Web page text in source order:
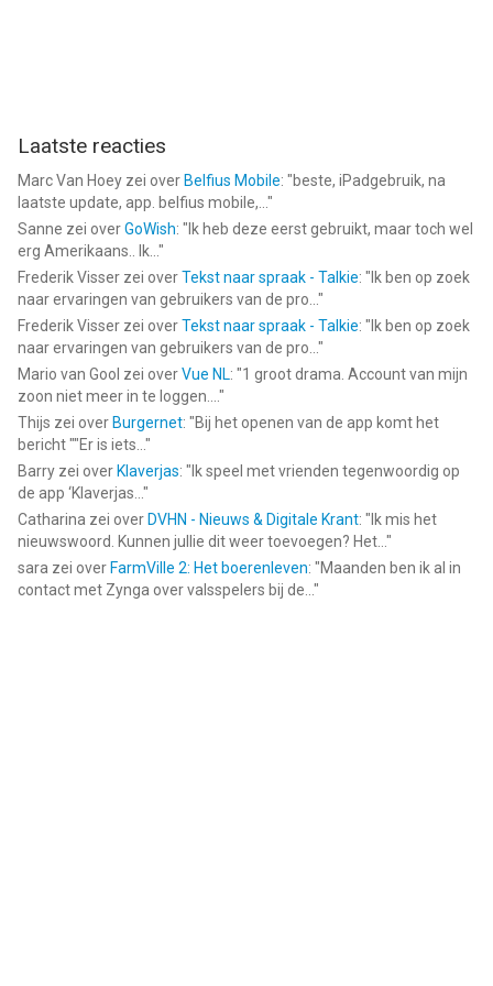
Laatste reacties
Marc Van Hoey zei over Belfius Mobile: "beste, iPadgebruik, na
laatste update, app. belfius mobile,... "
Sanne zei overGoWish: " Ik heb deze eerst gebruikt, maar toch wel
erg Amerikaans.. Ik... "
Frederik Visser zei overTekst naar spraak - Talkie: " Ik ben op zoek
naar ervaringen van gebruikers van de pro... "
Frederik Visser zei overTekst naar spraak - Talkie: " Ik ben op zoek
naar ervaringen van gebruikers van de pro... "
Mario van Gool zei overVue NL: "1 groot drama. Account van mijn
zoon niet meer in te loggen.... "
Thijs zei over Burgernet: "Bij het openen van de app komt het
bericht ""Er is iets... "
Barry zei over Klaverjas: " Ik speel met vrienden tegenwoordig op
de app ‘Klaverjas... "
Catharina zei over DVHN - Nieuws & Digitale Krant: " Ik mis het
nieuwswoord. Kunnen jullie dit weer toevoegen? Het... "
sara zei over FarmVille 2: Het boerenleven: "Maanden ben ik al in
contact met Zynga over valsspelers bij de... "